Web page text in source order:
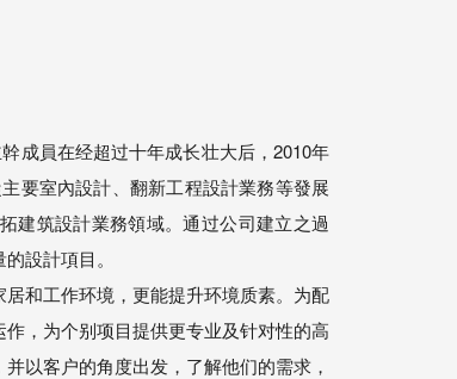
成員在经超过十年成长壮大后，2010年
要室內設計、翻新工程設計業務等發展
建筑設計業務領域。通过公司建立之過
設計項目。
和工作环境，更能提升环境质素。为配
，为个别项目提供更专业及针对性的高
以客户的角度出发，了解他们的需求，